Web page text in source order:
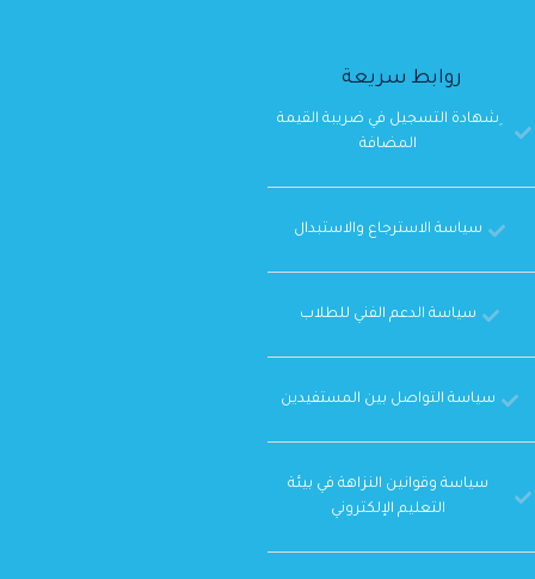
روابط سريعة
ِشهادة التسجيل في ضريبة القيمة
المضافة
سياسة الاسترجاع والاستبدال
سياسة الدعم الفني للطلاب
سياسة التواصل بين المستفيدين
سياسة وقوانين النزاهة في بيئة
التعليم الإلكتروني